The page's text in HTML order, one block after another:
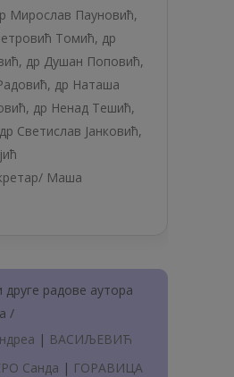
Мирослав Пауновић,
Томић, др
, др Душан Поповић,
, др Наташа
, др Ненад Тешић,
др Светислав Јанковић,
Маша
друге радове аутора
/
| ВАСИЉЕВИЋ
Санда | ГОРАВИЦА